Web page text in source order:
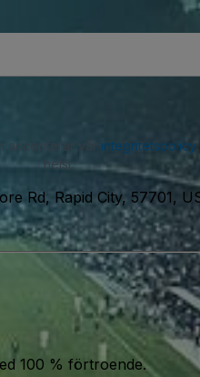
accepterar vår integritetspolicy
helst.
Rd, Rapid City, 57701,
100 % förtroende.